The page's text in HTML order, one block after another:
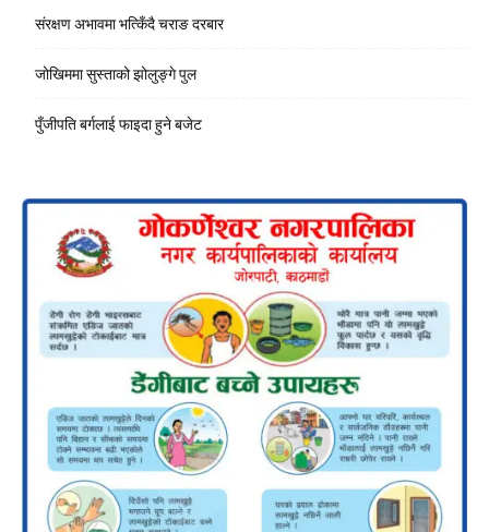
संरक्षण अभावमा भत्किँदै चराङ दरबार
जोखिममा सुस्ताको झोलुङ्गे पुल
पुँजीपति बर्गलाई फाइदा हुने बजेट